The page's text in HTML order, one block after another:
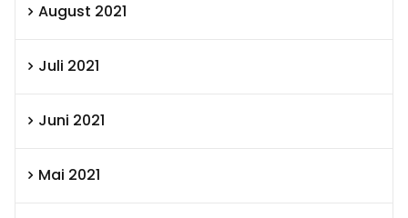
August 2021
Juli 2021
Juni 2021
Mai 2021